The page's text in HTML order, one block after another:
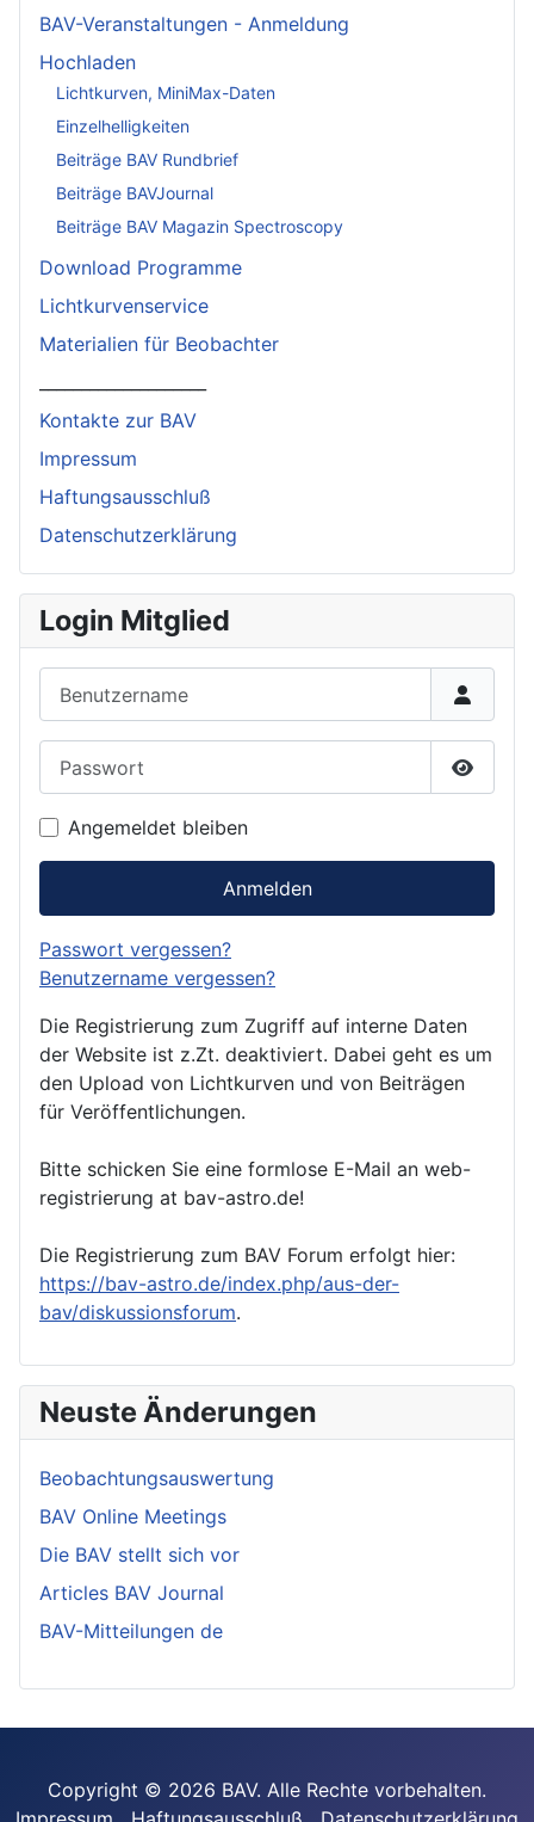
BAV-Veranstaltungen - Anmeldung
Hochladen
Lichtkurven, MiniMax-Daten
Einzelhelligkeiten
Beiträge BAV Rundbrief
Beiträge BAVJournal
Beiträge BAV Magazin Spectroscopy
Download Programme
Lichtkurvenservice
Materialien für Beobachter
Kontakte zur BAV
Impressum
Haftungsausschluß
Datenschutzerklärung
Login Mitglied
Angemeldet bleiben
Anmelden
Passwort vergessen?
Benutzername vergessen?
Die Registrierung zum Zugriff auf interne Daten
der Website ist z.Zt. deaktiviert. Dabei geht es um
den Upload von Lichtkurven und von Beiträgen
für Veröffentlichungen.
Bitte schicken Sie eine formlose E-Mail an web-
registrierung at bav-astro.de!
Die Registrierung zum BAV Forum erfolgt hier:
https://bav-astro.de/index.php/aus-der-
bav/diskussionsforum.
Neuste Änderungen
Beobachtungsauswertung
BAV Online Meetings
Die BAV stellt sich vor
Articles BAV Journal
BAV-Mitteilungen de
Copyright © 2026 BAV. Alle Rechte vorbehalten.